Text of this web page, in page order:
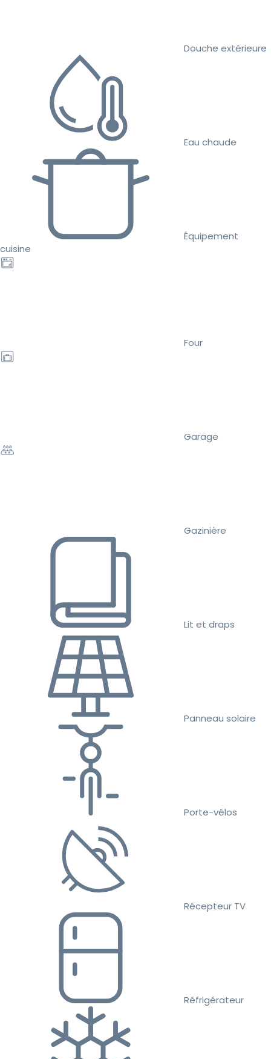
Douche extérieure
Eau chaude
Équipement
cuisine
Four
Garage
Gazinière
Lit et draps
Panneau solaire
Porte-vélos
Récepteur TV
Réfrigérateur